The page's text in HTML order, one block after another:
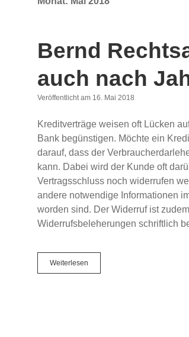
Bernd
auch nach
Veröffentlicht am 16. Mai 2018
Kreditverträge weisen oft Lücken
Bank begünstigen. Möchte ein
darauf, dass der
kann. Dabei wird der Kunde oft
Vertragsschluss noch widerrufen
andere notwendige Informationen
worden sind. Der Widerruf ist
Widerrufsbeleherungen schriftlich
Weiterlesen
Rechtsanwalts